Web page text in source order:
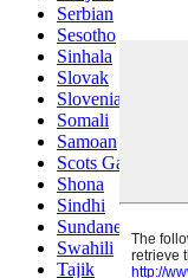
Serbian
Sesotho
Sinhala
Slovak
Slovenian
Somali
Samoan
Scots Gaelic
Shona
Sindhi
Sundanese
Swahili
Tajik